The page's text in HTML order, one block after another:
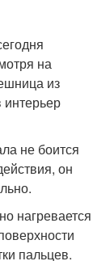
на
из
не боится
он
нагревается
пальцев.